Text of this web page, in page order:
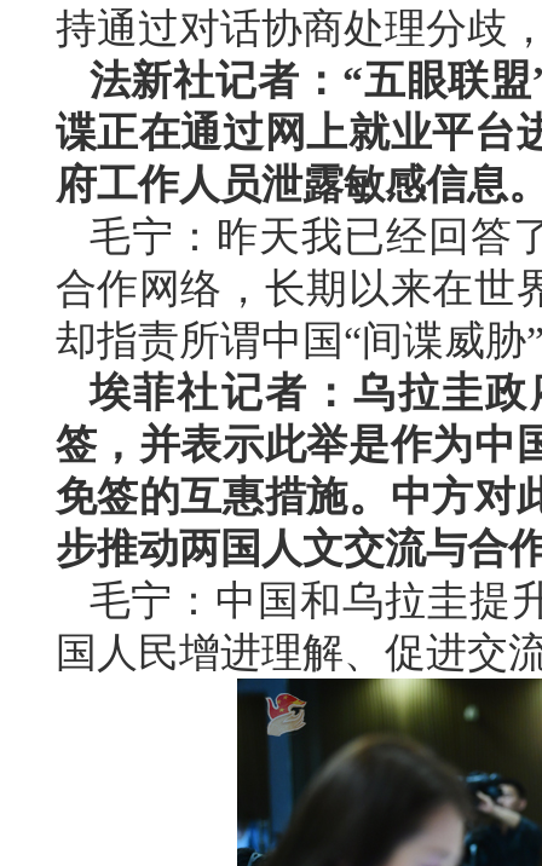
持通过对话协商处理分歧
法新社记者：“五眼联
谍正在通过网上就业平台
府工作人员泄露敏感信息
毛宁：昨天我已经回答
合作网络，长期以来在世
却指责所谓中国“间谍威胁
埃菲社记者：乌拉圭
签，并表示此举是作为中
免签的互惠措施。中方对
步推动两国人文交流与合
毛宁：中国和乌拉圭提
国人民增进理解、促进交